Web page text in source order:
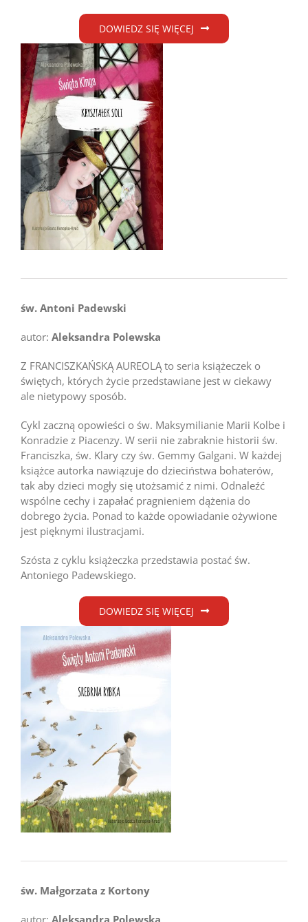
DOWIEDZ SIĘ WIĘCEJ
św. Antoni Padewski
autor: Aleksandra Polewska
Z FRANCISZKAŃSKĄ AUREOLĄ to seria książeczek o
świętych, których życie przedstawiane jest w ciekawy
ale nietypowy sposób.
Cykl zaczną opowieści o św. Maksymilianie Marii Kolbe i
Konradzie z Piacenzy. W serii nie zabraknie historii św.
Franciszka, św. Klary czy św. Gemmy Galgani. W każdej
książce autorka nawiązuje do dzieciństwa bohaterów,
tak aby dzieci mogły się utożsamić z nimi. Odnaleźć
wspólne cechy i zapałać pragnieniem dążenia do
dobrego życia. Ponad to każde opowiadanie ożywione
jest pięknymi ilustracjami.
Szósta z cyklu książeczka przedstawia postać św.
Antoniego Padewskiego.
DOWIEDZ SIĘ WIĘCEJ
św. Małgorzata z Kortony
autor: Aleksandra Polewska